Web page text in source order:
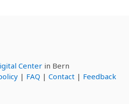
Center in Bern
| FAQ | Contact | Feedback